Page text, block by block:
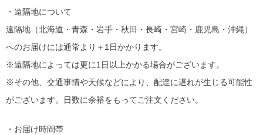
・遠隔地について
遠隔地（北海道・青森・岩手・秋田・長崎・宮崎・鹿児島・沖縄）
へのお届けには通常より＋1日かかります。
※遠隔地によっては更に1日以上かかる場合がございます。
※その他、交通事情や天候などにより、配達に遅れが生じる可能性
がございます。日数に余裕をもってご注文ください。
・お届け時間帯